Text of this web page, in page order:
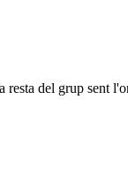
resta del grup sent